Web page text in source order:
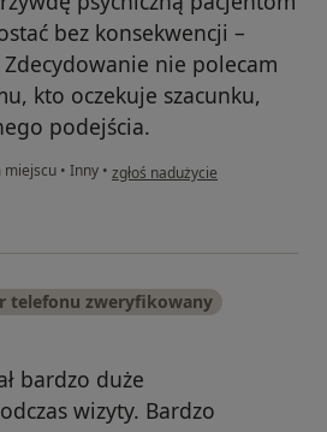
bez konsekwencji –
nie polecam
kto oczekuje szacunku,
podejścia.
miejscu • Inny • w opinii użytkownika Konto
zgłoś nadużycie
telefonu zweryfikowany
bardzo duże
wizyty. Bardzo